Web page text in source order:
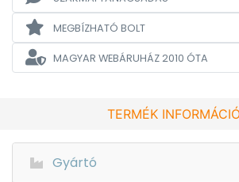
MEGBÍZHATÓ BOLT
MAGYAR WEBÁRUHÁZ2010 ÓTA
TERMÉK
Gyártó